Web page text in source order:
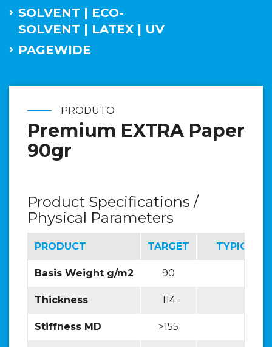
SOLVENT | ECO-
SOLVENT | LATEX | UV
PAGEWIDE
PRODUTO
Premium EXTRA Paper
90gr
Product Specifications /
Physical Parameters
PRODUCT TARGET TYPICAL
Basis Weight g/m2 90
Thickness 114
Stiffness MD >155